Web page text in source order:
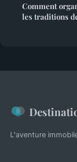
Comment
les traditions
L'aventure